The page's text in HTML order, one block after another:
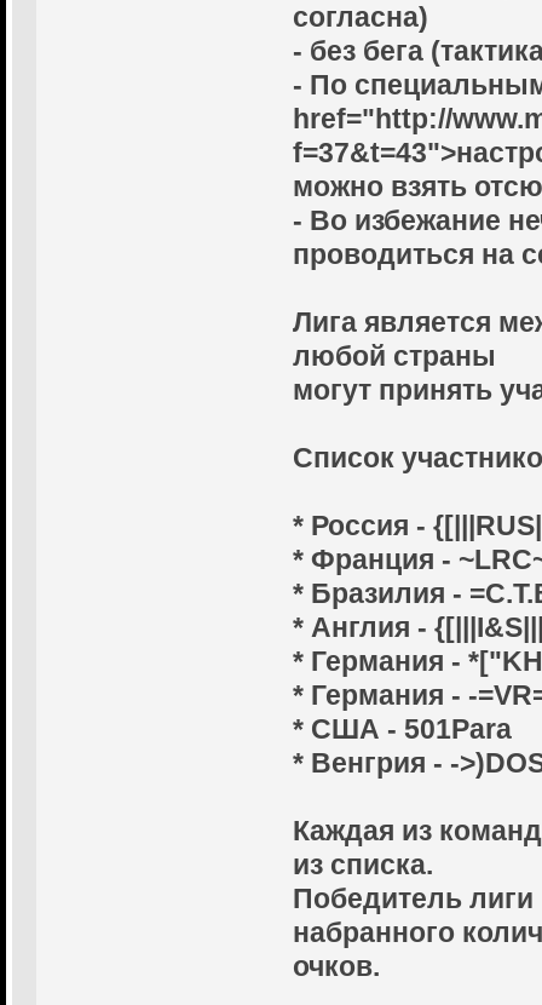
согласна)
- без бега
- По
href="http://
можно взять
- Во избежание
проводиться на
Лига является
любой страны
могут принять
Cписок
* Россия -
* Франция -
* Бразилия -
* Англия -
* Германия -
* Германия - -
* США - 501Para
* Венгрия - -
Каждая из
из списка.
Победитель
набранного
очков.